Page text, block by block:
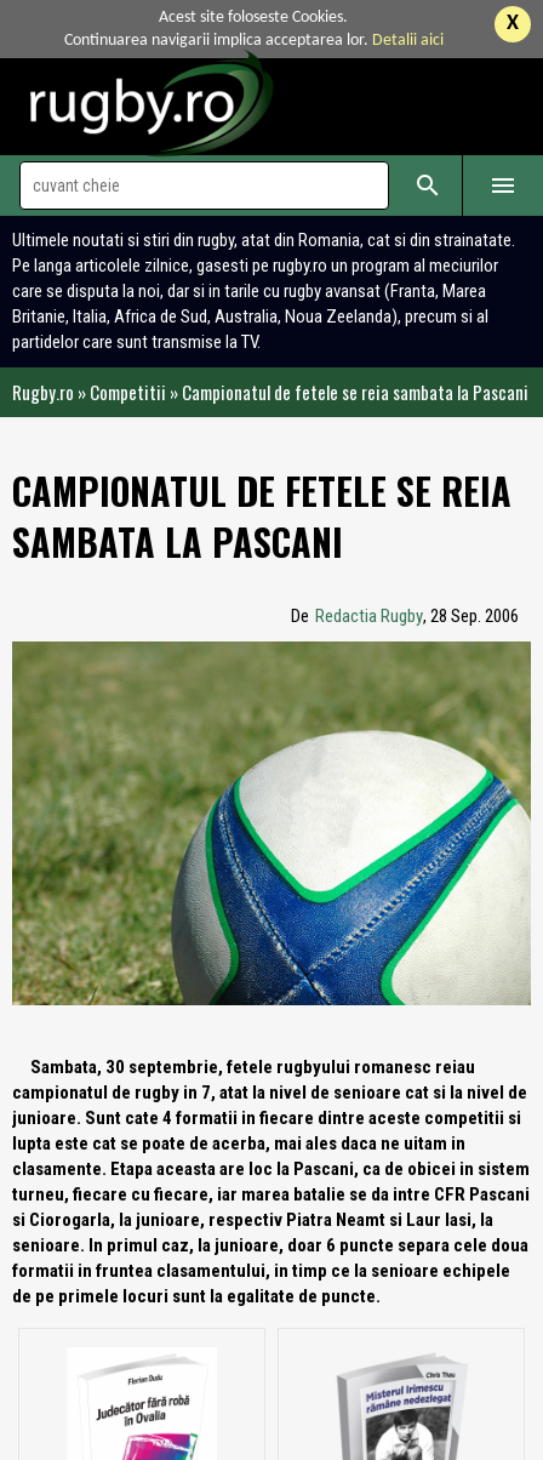
X
Acest site foloseste Cookies.
Continuarea navigarii implica acceptarea lor. Detalii aici
 
Ultimele noutati si stiri din rugby, atat din Romania, cat si din strainatate.
Pe langa articolele zilnice, gasesti pe rugby.ro un program al meciurilor
care se disputa la noi, dar si in tarile cu rugby avansat (Franta, Marea
Britanie, Italia, Africa de Sud, Australia, Noua Zeelanda), precum si al
partidelor care sunt transmise la TV.
Rugby.ro »Competitii »Campionatul de fetele se reia sambata la Pascani
CAMPIONATUL DE FETELE SE REIA
SAMBATA LA PASCANI
De Redactia Rugby, 28 Sep. 2006
Sambata, 30 septembrie, fetele rugbyului romanesc reiau
campionatul de rugby in 7, atat la nivel de senioare cat si la nivel de
junioare. Sunt cate 4 formatii in fiecare dintre aceste competitii si
lupta este cat se poate de acerba, mai ales daca ne uitam in
clasamente. Etapa aceasta are loc la Pascani, ca de obicei in sistem
turneu, fiecare cu fiecare, iar marea batalie se da intre CFR Pascani
si Ciorogarla, la junioare, respectiv Piatra Neamt si Laur Iasi, la
senioare. In primul caz, la junioare, doar 6 puncte separa cele doua
formatii in fruntea clasamentului, in timp ce la senioare echipele
de pe primele locuri sunt la egalitate de puncte.